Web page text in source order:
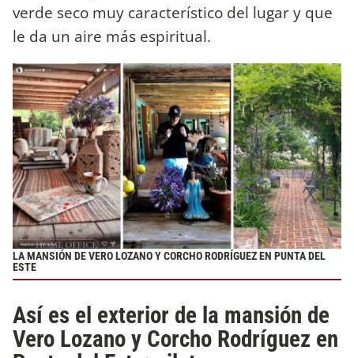
verde seco muy característico del lugar y que
le da un aire más espiritual.
LA MANSIÓN DE VERO LOZANO Y CORCHO RODRÍGUEZ EN PUNTA DEL
ESTE
Así es el exterior de la mansión de
Vero Lozano y Corcho Rodríguez en